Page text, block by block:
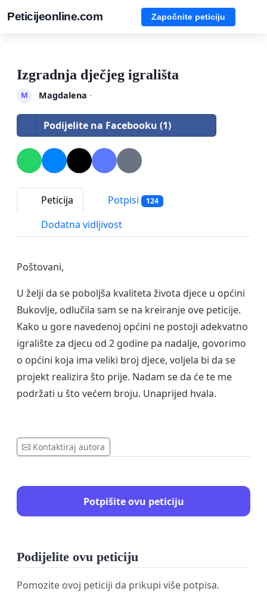
Peticijeonline.com Započnite peticiju
Izgradnja dječjeg igrališta
M Magdalena ·
Podijelite na Facebooku (1)
Peticija Potpisi 124
Dodatna vidljivost
Poštovani,
U želji da se poboljša kvaliteta života djece u općini
Bukovlje, odlučila sam se na kreiranje ove peticije.
Kako u gore navedenoj općini ne postoji adekvatno
igralište za djecu od 2 godine pa nadalje, govorimo
o općini koja ima veliki broj djece, voljela bi da se
projekt realizira što prije. Nadam se da će te me
podržati u što većem broju. Unaprijed hvala.
Kontaktiraj autora
Potpišite ovu peticiju
Podijelite ovu peticiju
Pomozite ovoj peticiji da prikupi više potpisa.